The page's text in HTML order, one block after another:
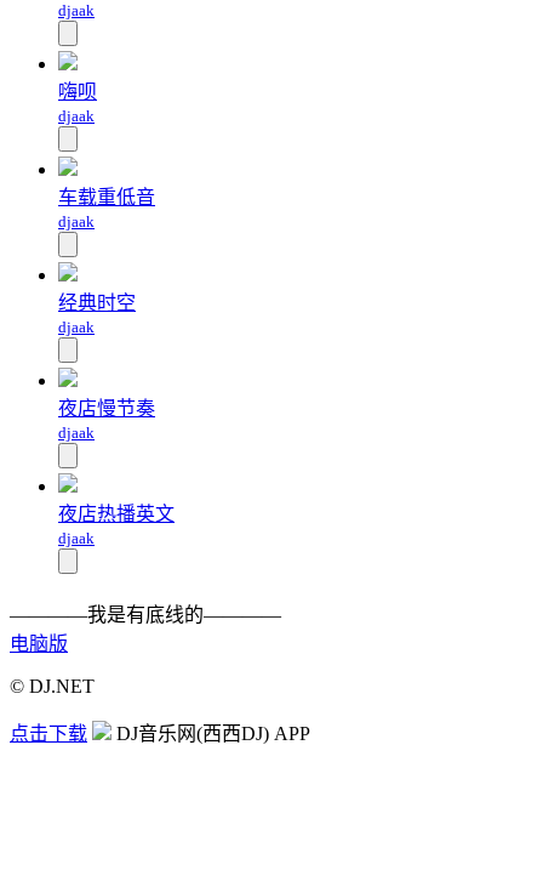
djaak
嗨呗
djaak
车载重低音
djaak
经典时空
djaak
夜店慢节奏
djaak
夜店热播英文
djaak
————我是有底线的————
电脑版
© DJ.NET
点击下载 DJ音乐网(西西DJ) APP